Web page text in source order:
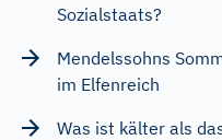
Sozialstaats?
Mendelssohns
im Elfenreich
Was ist kälter als